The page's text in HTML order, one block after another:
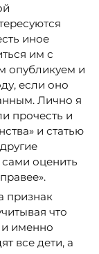
иное
им с
опубликуем и
если оно
Лично я
прочесть и
и статью
оценить
признак
что
именно
все дети, а